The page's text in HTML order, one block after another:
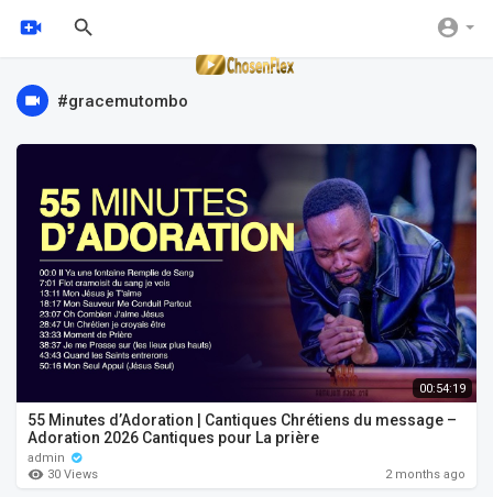
#gracemutombo
00:54:19
55 Minutes d’Adoration | Cantiques Chrétiens du message –
Adoration 2026 Cantiques pour La prière
admin
30 Views
2 months ago